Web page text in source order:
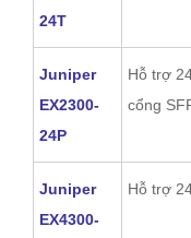
24T
Juniper
EX2300-
24P
Hỗ trợ
cổng
Juniper
EX4300-
Hỗ trợ